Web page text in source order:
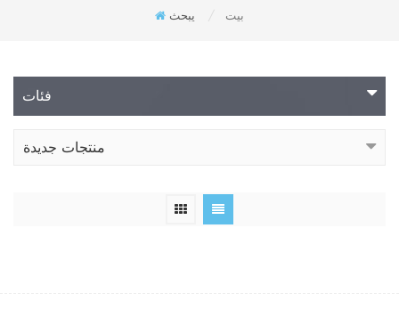
بيت يبحث
فئات
منتجات جديدة